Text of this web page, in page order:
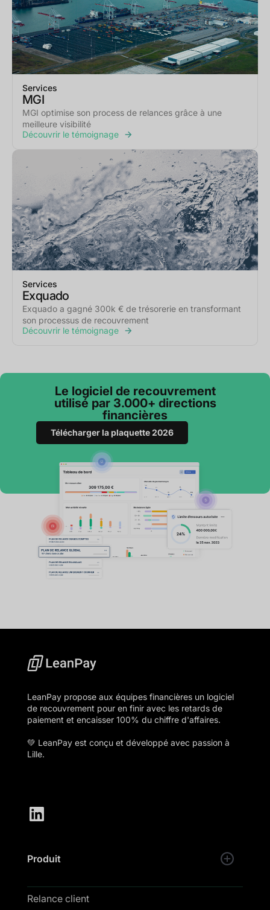
Services
MGI
MGI optimise son process de relances grâce à une
meilleure visibilité
Découvrir le témoignage
Services
Exquado
Exquado a gagné 300k € de trésorerie en transformant
son processus de recouvrement
Découvrir le témoignage
Le logiciel de recouvrement
utilisé par 3.000+ directions
financières
Télécharger la plaquette 2026
LeanPay propose aux équipes financières un logiciel
de recouvrement pour en finir avec les retards de
paiement et encaisser 100% du chiffre d'affaires.
💚 LeanPay est conçu et développé avec passion à
Lille.
Produit
Relance client